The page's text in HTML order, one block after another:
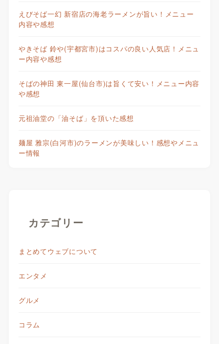
えびそば一幻 新宿店の海老ラーメンが旨い！メニュー
内容や感想
やきそば 鈴や(宇都宮市)はコスパの良い人気店！メニュ
ー内容や感想
そばの神田 東一屋(仙台市)は旨くて安い！メニュー内容
や感想
元祖油堂の「油そば」を頂いた感想
麺屋 雅宗(白河市)のラーメンが美味しい！感想やメニュ
ー情報
カテゴリー
まとめてウェブについて
エンタメ
グルメ
コラム